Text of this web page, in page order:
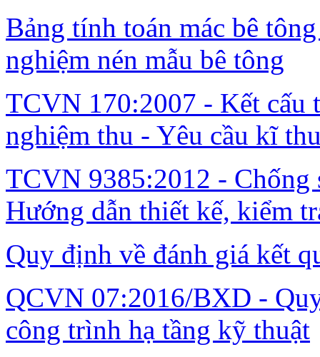
Bảng tính toán mác bê
nghiệm nén mẫu bê tông
TCVN 170:2007 - Kết cấu
nghiệm thu - Yêu cầu kĩ
TCVN 9385:2012 - Chống
Hướng dẫn thiết kế, kiểm
Quy định về đánh giá kết
QCVN 07:2016/BXD -
công trình hạ tầng kỹ thuật